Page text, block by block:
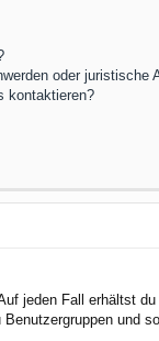
oder juristische
kontaktieren?
jeden Fall erhältst
und